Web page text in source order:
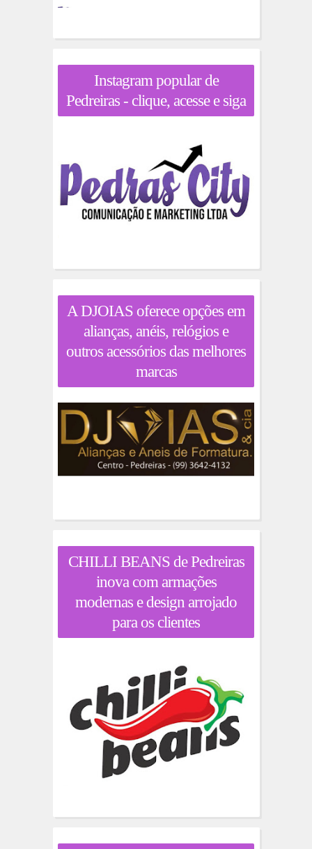
Instagram popular de
Pedreiras - clique, acesse e siga
A DJOIAS oferece opções em
alianças, anéis, relógios e
outros acessórios das melhores
marcas
CHILLI BEANS de Pedreiras
inova com armações
modernas e design arrojado
para os clientes